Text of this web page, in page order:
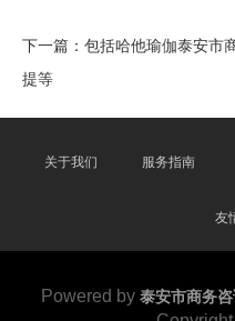
下一篇： 包括哈他瑜伽泰安市
提等
关于我们 服务指南
友
Powered by 泰安市商务